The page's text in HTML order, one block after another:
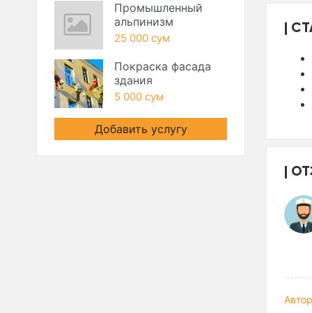
Промышленный
альпинизм
25 000 сум
Покраска фасада
здания
5 000 сум
Добавить услугу